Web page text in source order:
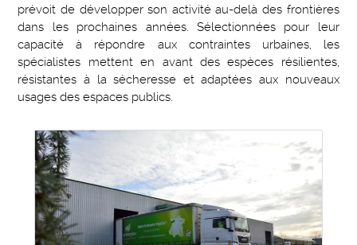
prévoit de développer son activité au-delà des frontières
dans les prochaines années. Sélectionnées pour leur
capacité à répondre aux contraintes urbaines, les
spécialistes mettent en avant des espèces résilientes,
résistantes à la sécheresse et adaptées aux nouveaux
usages des espaces publics.